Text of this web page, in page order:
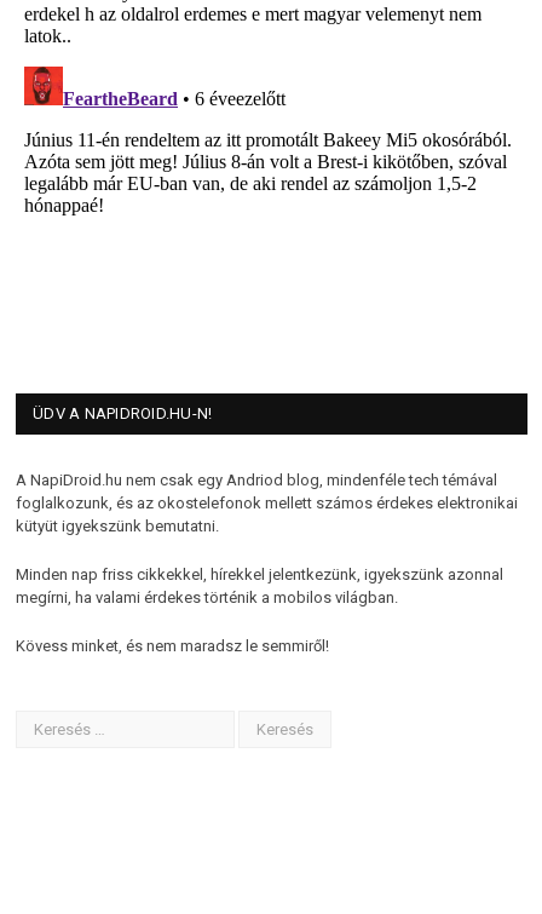
ÜDV A NAPIDROID.HU-N!
A NapiDroid.hu nem csak egy Andriod blog, mindenféle tech témával
foglalkozunk, és az okostelefonok mellett számos érdekes elektronikai
kütyüt igyekszünk bemutatni.
Minden nap friss cikkekkel, hírekkel jelentkezünk, igyekszünk azonnal
megírni, ha valami érdekes történik a mobilos világban.
Kövess minket, és nem maradsz le semmiről!